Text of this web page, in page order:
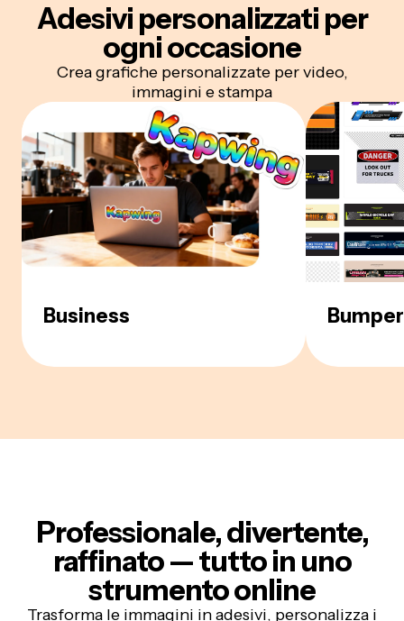
Adesivi personalizzati per
ogni occasione
Crea grafiche personalizzate per video,
immagini e stampa
Business Bumper
Professionale, divertente,
raffinato — tutto in uno
strumento online
Trasforma le immagini in adesivi, personalizza i